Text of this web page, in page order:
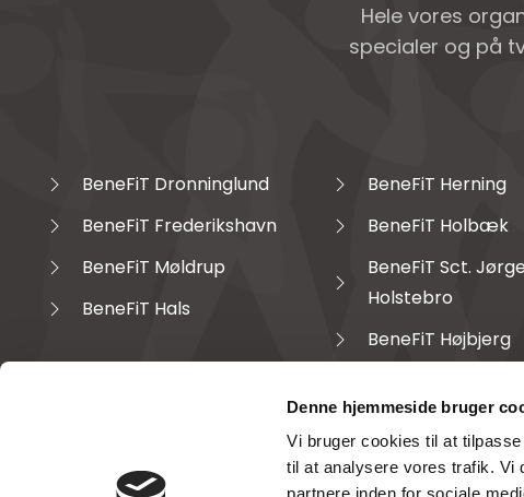
Denne hjemmeside bruger
Vi bruger cookies til at
til at analysere vores trafik. Vi
Hele vores
specialer og på
BeneFiT Dronninglund
BeneFiT Frederikshavn
BeneFiT Møldrup
BeneFiT Hals
BeneFiT Herning
BeneFiT Holbæk
BeneFiT Sct.
Holstebro
BeneFiT Højbjerg